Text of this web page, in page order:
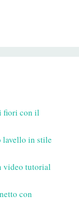
fiori con il
lavello in stile
video tutorial
con